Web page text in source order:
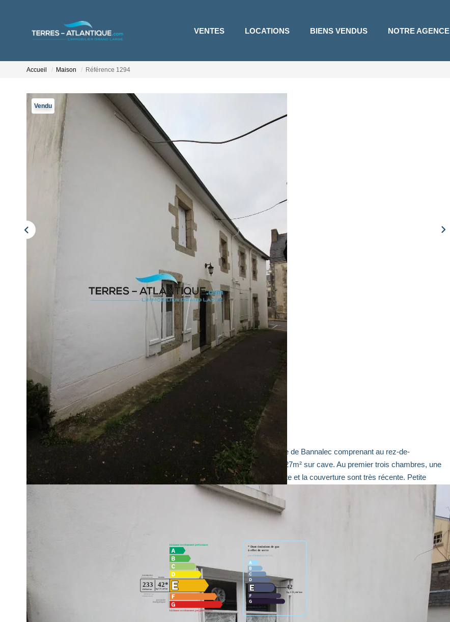
VENTES LOCATIONS BIENS VENDUS NOTRE AGENCE
Accueil Maison Référence 1294
Vendu
Description
Réf : 1294
VENDUE PAR L'AGENCE : BANNALEC - Maison d'habitation située au centre de Bannalec comprenant au rez-de-
chaussée cuisine et salon avec un accès par le salon au local commercial de 27m² sur cave. Au premier trois chambres, une
salle de bain, un atelier et un WC. Les combles sont aménageables la charpente et la couverture sont très récente. Petite